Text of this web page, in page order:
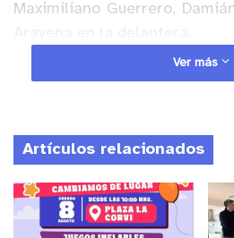
Maximiliano Guerrero,
Anuncio
Miranda, Arthur, Michel
Matheus Dias, Matheus
Biro e Igor Jesús.
El primer tiempo, comenzó
Ver más
Artículos relacionados